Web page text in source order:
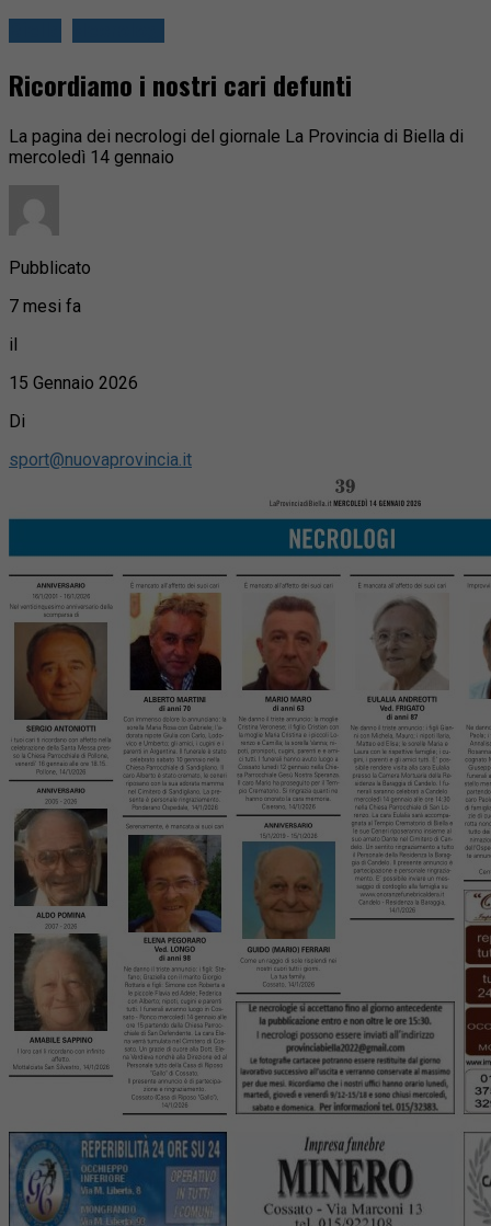
Ricordiamo i nostri cari defunti
La pagina dei necrologi del giornale La Provincia di Biella di
mercoledì 14 gennaio
Pubblicato
7 mesi fa
il
15 Gennaio 2026
Di
sport@nuovaprovincia.it